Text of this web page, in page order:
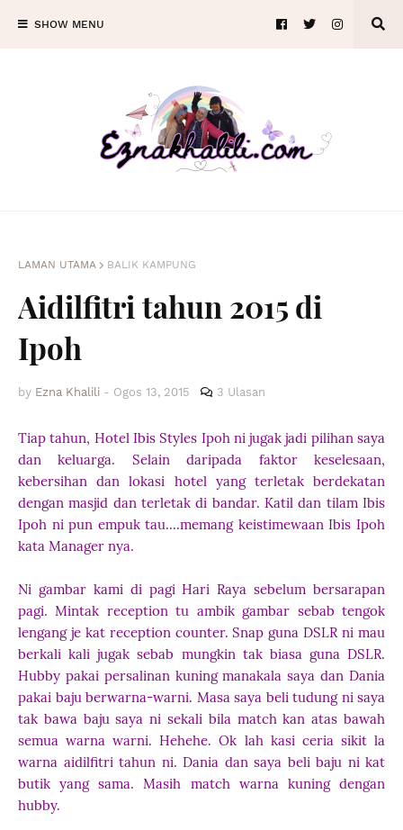
SHOW MENU
LAMAN UTAMA BALIK KAMPUNG
Aidilfitri tahun 2015 di
Ipoh
by Ezna Khalili - Ogos 13, 2015 3 Ulasan
Tiap tahun, Hotel Ibis Styles Ipoh ni jugak jadi pilihan saya
dan keluarga. Selain daripada faktor keselesaan,
kebersihan dan lokasi hotel yang terletak berdekatan
dengan masjid dan terletak di bandar. Katil dan tilam Ibis
Ipoh ni pun empuk tau....memang keistimewaan Ibis Ipoh
kata Manager nya.
Ni gambar kami di pagi Hari Raya sebelum bersarapan
pagi. Mintak reception tu ambik gambar sebab tengok
lengang je kat reception counter. Snap guna DSLR ni mau
berkali kali jugak sebab mungkin tak biasa guna DSLR.
Hubby pakai persalinan kuning manakala saya dan Dania
pakai baju berwarna-warni. Masa saya beli tudung ni saya
tak bawa baju saya ni sekali bila match kan atas bawah
semua warna warni. Hehehe. Ok lah kasi ceria sikit la
warna aidilfitri tahun ni. Dania dan saya beli baju ni kat
butik yang sama. Masih match warna kuning dengan
hubby.